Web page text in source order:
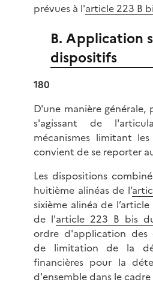
prévues à l'article 223 B
B. Application
dispositifs
180
D'une manière
s'agissant de
mécanismes limitant
convient de se reporter
Les dispositions
huitième alinéas de l’
sixième alinéa de
de l'article 223 B bis
ordre d'application des
de limitation de la
financières pour la
d'ensemble dans le